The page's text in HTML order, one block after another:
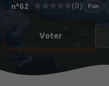
n°62 (0) Fun
Voter